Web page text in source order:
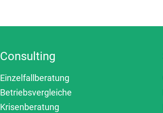
Consulting
Einzelfallberatung
Betriebsvergleiche
Krisenberatung